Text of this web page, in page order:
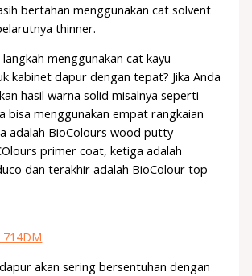
bertahan menggunakan cat solvent
thinner.
menggunakan cat kayu
kabinet dapur dengan tepat? Jika Anda
hasil warna solid misalnya seperti
bisa menggunakan empat rangkaian
adalah BioColours wood putty
primer coat, ketiga adalah
dan terakhir adalah BioColour top
akan sering bersentuhan dengan